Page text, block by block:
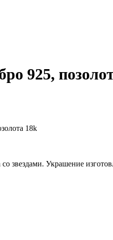
925,
18k
звездами. Украшение